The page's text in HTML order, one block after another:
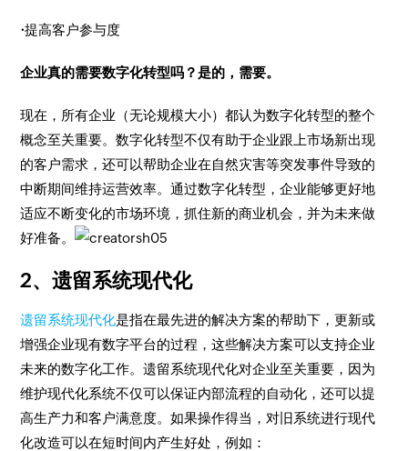
·提高客户参与度
企业真的需要数字化转型吗？是的，需要。
现在，所有企业（无论规模大小）都认为数字化转型的整个
概念至关重要。数字化转型不仅有助于企业跟上市场新出现
的客户需求，还可以帮助企业在自然灾害等突发事件导致的
中断期间维持运营效率。通过数字化转型，企业能够更好地
适应不断变化的市场环境，抓住新的商业机会，并为未来做
好准备。
2、遗留系统现代化
遗留系统现代化是指在最先进的解决方案的帮助下，更新或
增强企业现有数字平台的过程，这些解决方案可以支持企业
未来的数字化工作。遗留系统现代化对企业至关重要，因为
维护现代化系统不仅可以保证内部流程的自动化，还可以提
高生产力和客户满意度。如果操作得当，对旧系统进行现代
化改造可以在短时间内产生好处，例如：